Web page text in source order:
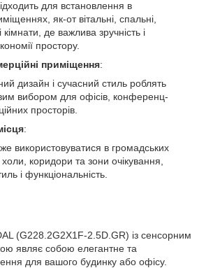
для встановлення в
як-от вітальні, спальні,
кімнати, де важлива зручність і
простору.
приміщення:
дизайн і сучасний стиль роблять
вибором для офісів, конференц-
просторів.
:
використовуватися в громадських
коридори та зони очікування,
і функціональність.
(G228.2G2X1F-2.5D.GR) із сенсорним
являє собою елегантне та
для вашого будинку або офісу.